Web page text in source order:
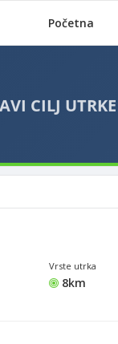
Početna
Vrste utrka
8km